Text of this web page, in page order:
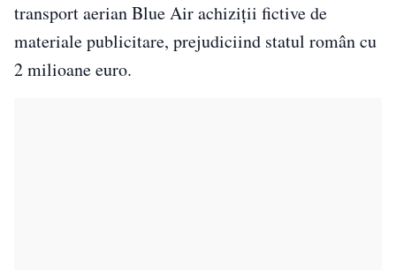
transport aerian Blue Air achiziţii fictive de
materiale publicitare, prejudiciind statul român cu
2 milioane euro.